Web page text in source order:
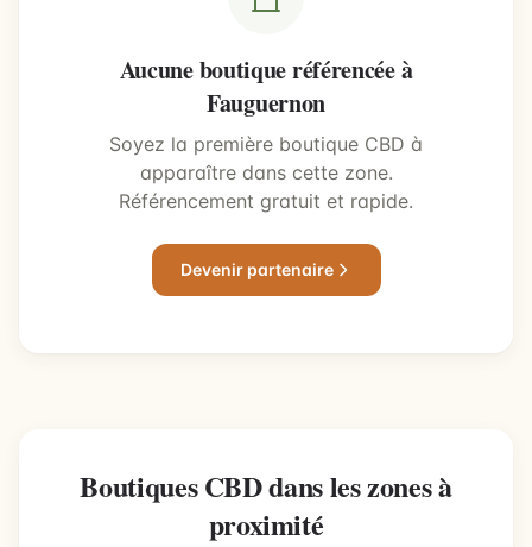
Aucune boutique référencée à
Fauguernon
Soyez la première boutique CBD à
apparaître dans cette zone.
Référencement gratuit et rapide.
Devenir partenaire
Boutiques CBD dans les zones à
proximité